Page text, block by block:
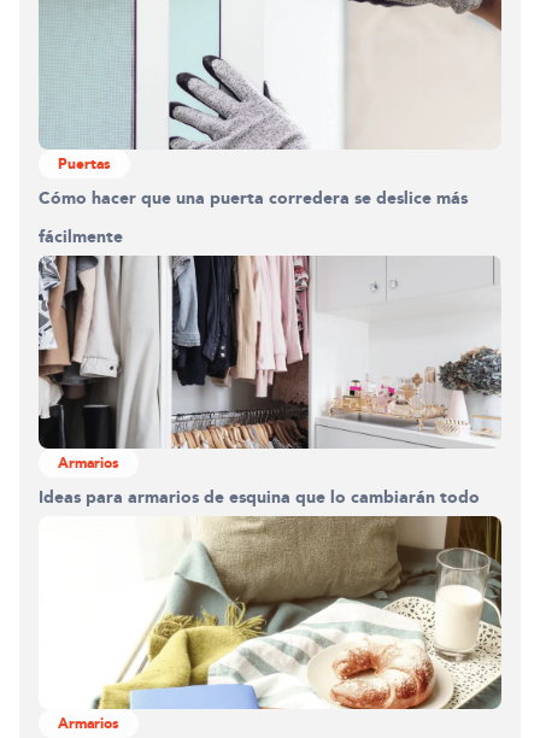
Puertas
Cómo hacer que una puerta corredera se deslice más
fácilmente
Armarios
Ideas para armarios de esquina que lo cambiarán todo
Armarios